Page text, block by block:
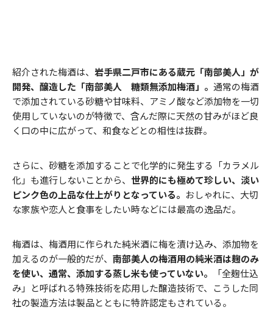
紹介された梅酒は、 岩手県二戸市にある蔵元「南部美人」が
開発、醸造した「南部美人 糖類無添加梅酒」。 通常の梅酒
で添加されている砂糖や甘味料、アミノ酸など添加物を一切
使用していないのが特徴で、含んだ際に天然の甘みがほど良
く口の中に広がって、和食などとの相性は抜群。
さらに、砂糖を添加することで化学的に発生する「カラメル
化」も進行しないことから、 世界的にも極めて珍しい、淡い
ピンク色の上品な仕上がりとなっている。 おしゃれに、大切
な家族や恋人と食事をしたい時などには最高の逸品だ。
梅酒は、梅酒用に作られた純米酒に梅を漬け込み、添加物を
加えるのが一般的だが、 南部美人の梅酒用の純米酒は麹のみ
を使い、通常、添加する蒸し米も使っていない。
「全麹仕込
み」と呼ばれる特殊技術を応用した醸造技術で、こうした同
社の製造方法は製品とともに特許認定もされている。